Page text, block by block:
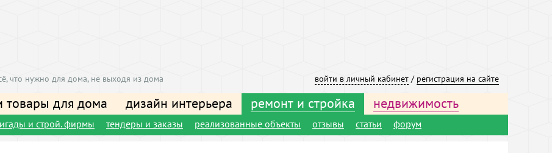
войти в личный кабинет / регистрация на сайте
что нужно для дома, не выходя из дома
товары для дома дизайн интерьера ремонт и стройка недвижимость
и строй. фирмы тендеры и заказы реализованные объекты отзывы статьи форум